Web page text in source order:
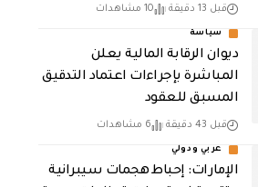
قبل 13 دقيقة 10 مشاهدات
سياسة
ديوان الرقابة المالية يعلن
المباشرة بإجراءات اعتماد التدقيق
المسبق للعقود
قبل 43 دقيقة 6 مشاهدات
عربي ودولي
الإمارات: إحباط هجمات سيبرانية